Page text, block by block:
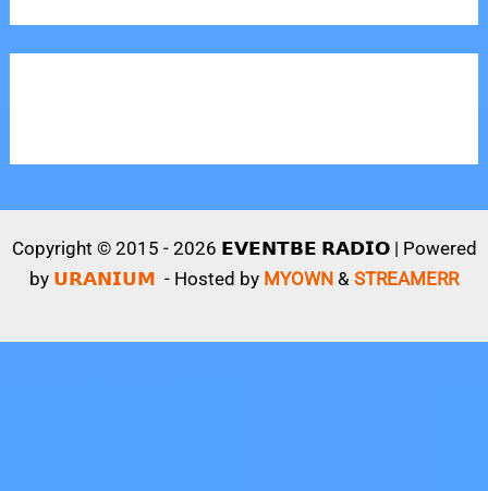
Copyright © 2015 - 2026 𝗘𝗩𝗘𝗡𝗧𝗕𝗘 𝗥𝗔𝗗𝗜𝗢 | Powered
by 𝗨𝗥𝗔𝗡𝗜𝗨𝗠 - Hosted by MYOWN & STREAMERR